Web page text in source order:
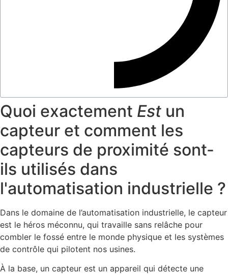
Quoi exactement Est un
capteur et comment les
capteurs de proximité sont-
ils utilisés dans
l'automatisation industrielle ?
Dans le domaine de l’automatisation industrielle, le capteur
est le héros méconnu, qui travaille sans relâche pour
combler le fossé entre le monde physique et les systèmes
de contrôle qui pilotent nos usines.
À la base, un capteur est un appareil qui détecte une